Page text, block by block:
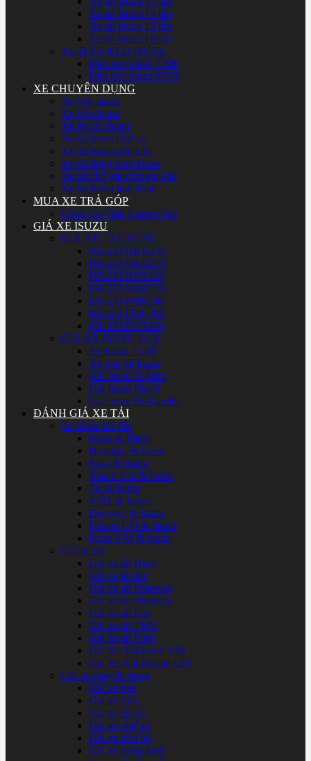
Xe tải Isuzu 14 tấn
Xe tải Isuzu 15 tấn
Xe tải Isuzu 16 tấn
XE ĐẦU KÉO ISUZU
Đầu kéo Isuzu EXR
Đầu kéo Isuzu GVR
XE CHUYÊN DỤNG
Xe ben Isuzu
Xe bồn Isuzu
Xe ép rác Isuzu
Xe tải Isuzu chở xe
Xe tải Isuzu gắn cẩu
Xe tải đông lạnh Isuzu
Xe tải chở gia cầm gia súc
Xe tải Isuzu loại khác
MUA XE TRẢ GÓP
Công Cụ Tính Khoản Vay
GIÁ XE ISUZU
GIÁ XE TẢI ISUZU
ISUZU QKR230
ISUZU QKR210
ISUZU NPR400
ISUZU NQR550
ISUZU FRR650
ISUZU FSR 700
ISUZU FVR900
GIÁ XE ISUZU LCV
Xe Isuzu 7 chổ
Xe bán tải Isuzu
Giá Isuzu D-Max
Giá Isuzu Mu-X
Giá Isuzu Hi-Lander
ĐÁNH GIÁ XE TẢI
So Sánh Xe Tải
Isuzu & Hino
Hyundai & Isuzu
Fuso & Isuzu
Thaco Kia & Isuzu
Jac & Isuzu
TMT & Isuzu
Daewoo & Isuzu
Nissan UD & Isuzu
Isuzu VM & Isuzu
Giá xe tải
Giá xe tải Hino
Giá xe tải Jac
Giá xe tải Daewoo
Giá xe tải Hyundai
Giá xe tải Kia
Giá xe tải TMT
Giá xe tải Fuso
Giá Xe Tải Isuzu VM
Giá Xe Tải Nissan UD
Giá xe chuyên dụng
Giá xe ben
Giá xe bồn
Giá xe ép rác
Giá xe chở xe
Giá xe cứu hộ
Giá xe đông lạnh